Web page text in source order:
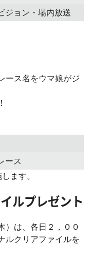
ジョン・場内放送
ース名をウマ娘がジ
ース
ます。
ルプレゼント
）は、各日２，００
ルクリアファイルを